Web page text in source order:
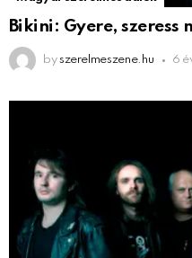
Bikini: Gyere, szeress
by szerelmeszene.hu 6